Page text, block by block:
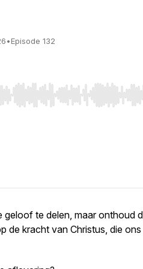
•Episode 132
to seek, Home/End to jump
geloof te delen, maar onthoud
de kracht van Christus, die